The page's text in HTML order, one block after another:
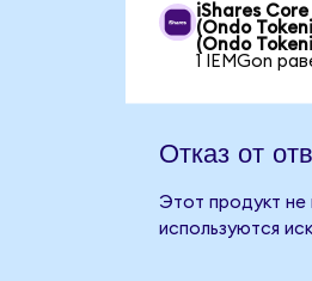
iShares
(Ondo
(Ondo
1 IEMGon
Отказ от
Этот продукт не
используются